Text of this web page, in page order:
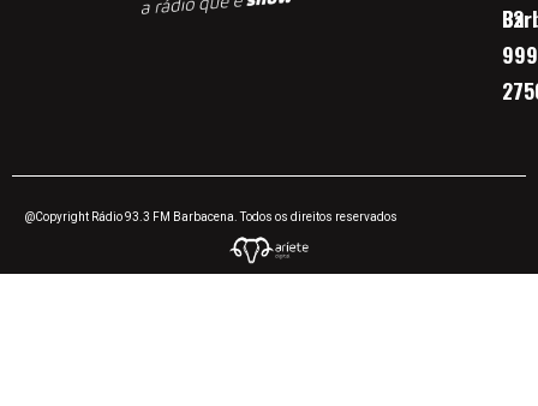
32
@Copyright Rádio 93.3 FM Barbacena. Todos os direitos reservados